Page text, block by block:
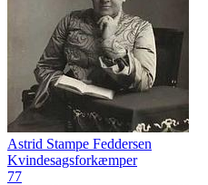
Astrid Stampe Feddersen
Kvindesagsforkæmper
77